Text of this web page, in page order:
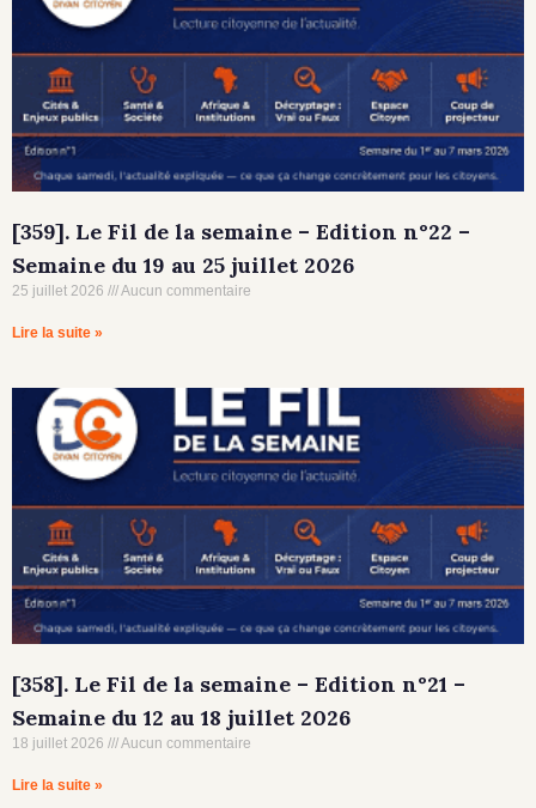
[359]. Le Fil de la semaine – Edition n°22 –
Semaine du 19 au 25 juillet 2026
25 juillet 2026 Aucun commentaire
Lire la suite »
[358]. Le Fil de la semaine – Edition n°21 –
Semaine du 12 au 18 juillet 2026
18 juillet 2026 Aucun commentaire
Lire la suite »